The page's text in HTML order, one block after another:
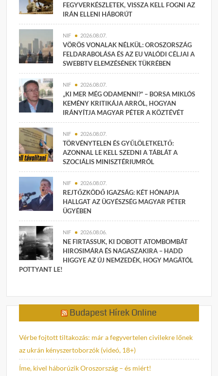
FEGYVERKÉSZLETEK, VISSZA KELL FOGNI AZ
IRÁN ELLENI HÁBORÚT
NIF 2026.08.07.
VÖRÖS VONALAK NÉLKÜL: OROSZORSZÁG
FELDARABOLÁSA ÉS AZ EU VALÓDI CÉLJAI A
SWEBBTV ELEMZÉSÉNEK TÜKRÉBEN
NIF 2026.08.07.
„KI MER MÉG ODAMENNI?” – BORSA MIKLÓS
KEMÉNY KRITIKÁJA ARRÓL, HOGYAN
IRÁNYÍTJA MAGYAR PÉTER A KÖZTÉVÉT
NIF 2026.08.07.
TÖRVÉNYTELEN ÉS GYŰLÖLETKELTŐ:
AZONNAL LE KELL SZEDNI A TÁBLÁT A
SZOCIÁLIS MINISZTÉRIUMRÓL
NIF 2026.08.07.
REJTŐZKÖDŐ IGAZSÁG: KÉT HÓNAPJA
HALLGAT AZ ÜGYÉSZSÉG MAGYAR PÉTER
ÜGYÉBEN
NIF 2026.08.06.
NE FIRTASSUK, KI DOBOTT ATOMBOMBÁT
HIROSIMÁRA ÉS NAGASZAKIRA – HADD
HIGGYE AZ ÚJ NEMZEDÉK, HOGY MAGÁTÓL
POTTYANT LE!
Budapest Hírek Online
Vérbe fojtott tiltakozás: már a fegyvertelen civilekre lőnek
az ukrán kényszertoborzók (videó, 18+)
Íme, kivel háborúzik Oroszország – és miért!